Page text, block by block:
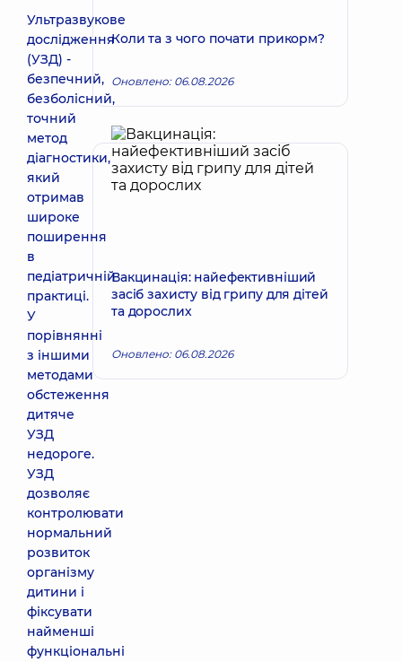
Ультразвукове
дослідження
(УЗД) -
безпечний,
безболісний,
точний
метод
діагностики,
який
отримав
широке
поширення
в
педіатричній
практиці.
У
порівнянні
з іншими
методами
обстеження
дитяче
УЗД
недороге.
УЗД
дозволяє
контролювати
нормальний
розвиток
організму
дитини і
фіксувати
найменші
функціональні
Коли та з чого почати прикорм?
Оновлено: 06.08.2026
Вакцинація: найефективніший
засіб захисту від грипу для дітей
та дорослих
Оновлено: 06.08.2026